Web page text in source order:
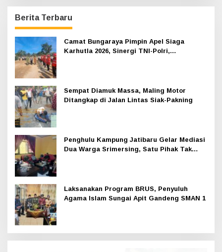
Berita Terbaru
Camat Bungaraya Pimpin Apel Siaga
Karhutla 2026, Sinergi TNI-Polri,
Sempat Diamuk Massa, Maling Motor
Ditangkap di Jalan Lintas Siak-Pakning
Penghulu Kampung Jatibaru Gelar Mediasi
Dua Warga Srimersing, Satu Pihak Tak
Laksanakan Program BRUS, Penyuluh
Agama Islam Sungai Apit Gandeng SMAN 1